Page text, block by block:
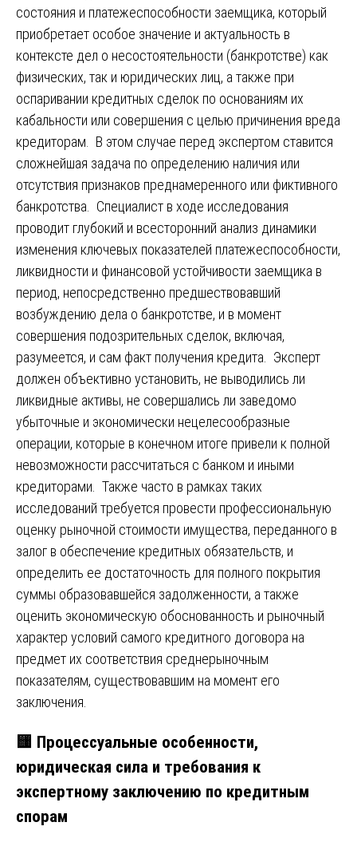
состояния и платежеспособности заемщика, который
приобретает особое значение и актуальность в
контексте дел о несостоятельности (банкротстве) как
физических, так и юридических лиц, а также при
оспаривании кредитных сделок по основаниям их
кабальности или совершения с целью причинения вреда
кредиторам. В этом случае перед экспертом ставится
сложнейшая задача по определению наличия или
отсутствия признаков преднамеренного или фиктивного
банкротства. Специалист в ходе исследования
проводит глубокий и всесторонний анализ динамики
изменения ключевых показателей платежеспособности,
ликвидности и финансовой устойчивости заемщика в
период, непосредственно предшествовавший
возбуждению дела о банкротстве, и в момент
совершения подозрительных сделок, включая,
разумеется, и сам факт получения кредита. Эксперт
должен объективно установить, не выводились ли
ликвидные активы, не совершались ли заведомо
убыточные и экономически нецелесообразные
операции, которые в конечном итоге привели к полной
невозможности рассчитаться с банком и иными
кредиторами. Также часто в рамках таких
исследований требуется провести профессиональную
оценку рыночной стоимости имущества, переданного в
залог в обеспечение кредитных обязательств, и
определить ее достаточность для полного покрытия
суммы образовавшейся задолженности, а также
оценить экономическую обоснованность и рыночный
характер условий самого кредитного договора на
предмет их соответствия среднерыночным
показателям, существовавшим на момент его
заключения.
🟨 Процессуальные особенности,
юридическая сила и требования к
экспертному заключению по кредитным
спорам